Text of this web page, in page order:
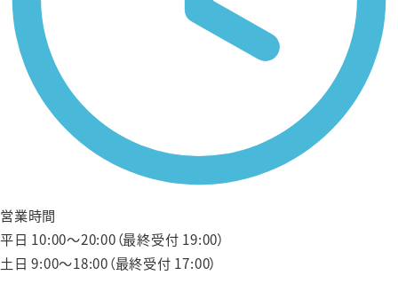
営業時間
平日 10:00〜20:00（最終受付 19:00）
土日 9:00〜18:00（最終受付 17:00）